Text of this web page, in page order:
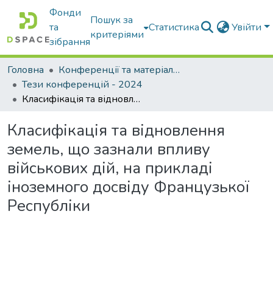
Фонди
та
зібрання
Пошук за
критеріями
Статистика Увійти
Головна
Конференції та матеріали конференцій
Тези конференцій - 2024
Класифікація та відновлення земель, що зазнали впливу військових дій, на прикладі іноземного досвіду Французької Республіки
Класифікація та відновлення
земель, що зазнали впливу
військових дій, на прикладі
іноземного досвіду Французької
Республіки